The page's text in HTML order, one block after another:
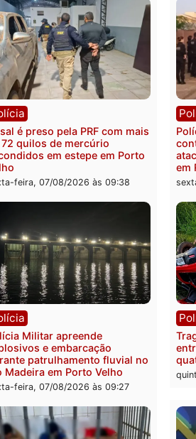
Política
Eleições 2026: Pastor Evanildo
pode ser o primeiro pastor de
Rondônia na Câmara Federal
sexta-feira, 07/08/2026 às 18:36
Polícia
Casal é preso pela PRF com mais
de 72 quilos de mercúrio
escondidos em estepe em Porto
Velho
sexta-feira, 07/08/2026 às 09:38